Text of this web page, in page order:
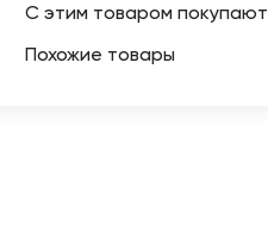
С этим товаром покупают
Похожие товары